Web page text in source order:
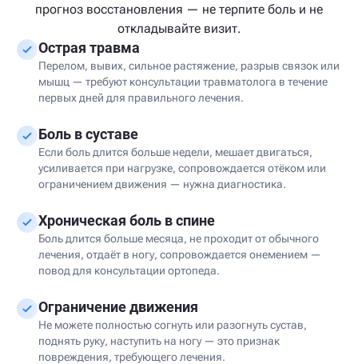
прогноз восстановления — не терпите боль и не
откладывайте визит.
Острая травма
Перелом, вывих, сильное растяжение, разрыв связок или
мышц — требуют консультации травматолога в течение
первых дней для правильного лечения.
Боль в суставе
Если боль длится больше недели, мешает двигаться,
усиливается при нагрузке, сопровождается отёком или
ограничением движения — нужна диагностика.
Хроническая боль в спине
Боль длится больше месяца, не проходит от обычного
лечения, отдаёт в ногу, сопровождается онемением —
повод для консультации ортопеда.
Ограничение движения
Не можете полностью согнуть или разогнуть сустав,
поднять руку, наступить на ногу — это признак
повреждения, требующего лечения.